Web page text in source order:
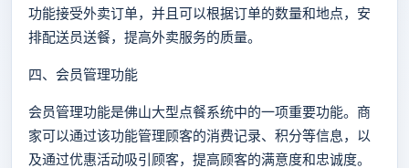
功能接受外卖订单，并且可以根据订单的数量和地点，安
排配送员送餐，提高外卖服务的质量。
四、会员管理功能
会员管理功能是佛山大型点餐系统中的一项重要功能。商
家可以通过该功能管理顾客的消费记录、积分等信息，以
及通过优惠活动吸引顾客，提高顾客的满意度和忠诚度。